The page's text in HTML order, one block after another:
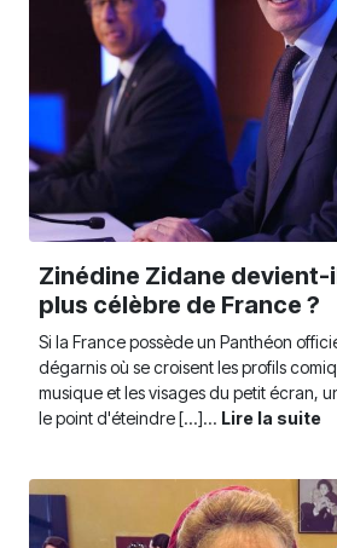
Zinédine Zidane devient-
plus célèbre de France ?
Si la France possède un Panthéon
dégarnis où se croisent les profils
musique et les visages du petit écran,
le point d'éteindre [...]... Lire la suite